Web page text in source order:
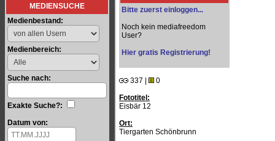
MEDIENSUCHE
Medienbestand:
Medienbereich:
Suche nach:
Exakte Suche?:
Datum von:
Bitte zuerst einloggen...
Noch kein mediafreedom
User?
Hier gratis Registrierung!
337 |
0
Fototitel:
Eisbär 12
Ort:
Tiergarten Schönbrunn